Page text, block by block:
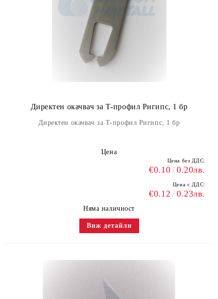
Директен окачвач за Т-профил Ригипс, 1 бр
Директен окачвач за Т-профил Ригипс, 1 бр
Цена
Цена без ДДС:
€0.10 0.20лв.
Цена с ДДС:
€0.12 0.23лв.
Няма наличност
Виж детайли